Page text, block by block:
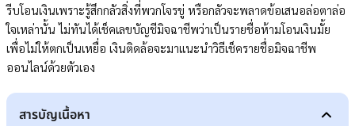
รีบโอนเงินเพราะรู้สึกกลัวสิ่งที่พวกโจรขู่ หรือกลัวจะพลาดข้อเสนอล่อตาล่อ
ใจเหล่านั้น ไม่ทันได้เช็คเลขบัญชีมิจฉาชีพว่าเป็นรายชื่อห้ามโอนเงินมั้ย
เพื่อไม่ให้ตกเป็นเหยื่อ เงินติดล้อจะมาแนะนำวิธีเช็ครายชื่อมิจฉาชีพ
ออนไลน์ด้วยตัวเอง
สารบัญเนื้อหา